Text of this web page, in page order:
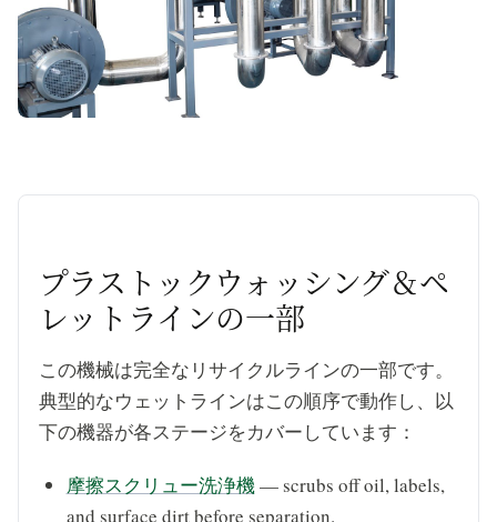
プラストックウォッシング＆ペ
レットラインの一部
この機械は完全なリサイクルラインの一部です。
典型的なウェットラインはこの順序で動作し、以
下の機器が各ステージをカバーしています：
摩擦スクリュー洗浄機— scrubs off oil, labels,
and surface dirt before separation.